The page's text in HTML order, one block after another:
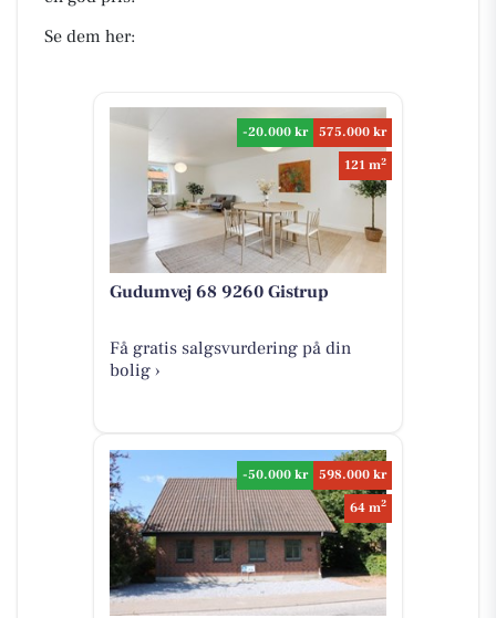
Se dem her:
-20.000 kr
575.000 kr
121 m2
Gudumvej 68 9260 Gistrup
Få gratis salgsvurdering på din
bolig ›
-50.000 kr
598.000 kr
64 m2